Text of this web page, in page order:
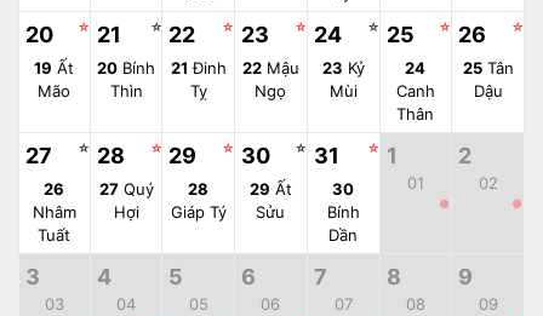
20 ☆
19 Ất
Mão
21 ☆
20 Bính
Thìn
22 ☆
21 Đinh
Tỵ
23 ☆
22Mậu
Ngọ
24 ☆
23 Kỷ
Mùi
25 ☆
24
Canh
Thân
26 ☆
25Tân
Dậu
27 ☆
26
Nhâm
Tuất
28 ☆
27Quý
Hợi
29 ☆
28
Giáp Tý
30 ☆
29 Ất
Sửu
31 ☆
30
Bính
Dần
1
01
●
2
02
●
3
03
4
04
5
05
6
06
7
07
8
08
9
09